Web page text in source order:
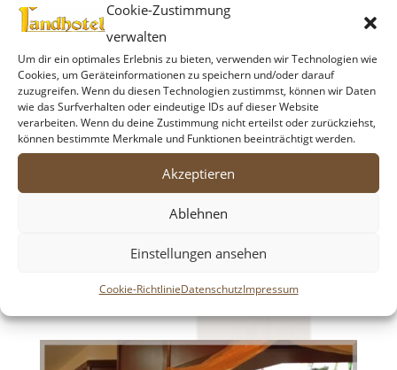
Cookie-Zustimmung
verwalten
Um dir ein optimales Erlebnis zu bieten, verwenden wir Technologien wie
Cookies, um Geräteinformationen zu speichern und/oder darauf
zuzugreifen. Wenn du diesen Technologien zustimmst, können wir Daten
wie das Surfverhalten oder eindeutige IDs auf dieser Website
verarbeiten. Wenn du deine Zustimmung nicht erteilst oder zurückziehst,
können bestimmte Merkmale und Funktionen beeinträchtigt werden.
Akzeptieren
Ablehnen
Einstellungen ansehen
Cookie-RichtlinieDatenschutzImpressum
Sitzgruppen können Sie sich entspannen
und ungestört den Tag ausklingen lassen.